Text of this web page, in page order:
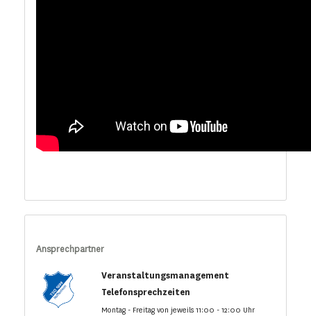
Ansprechpartner
Veranstaltungsmanagement
Telefonsprechzeiten
Montag - Freitag von jeweils 11:00 - 12:00 Uhr